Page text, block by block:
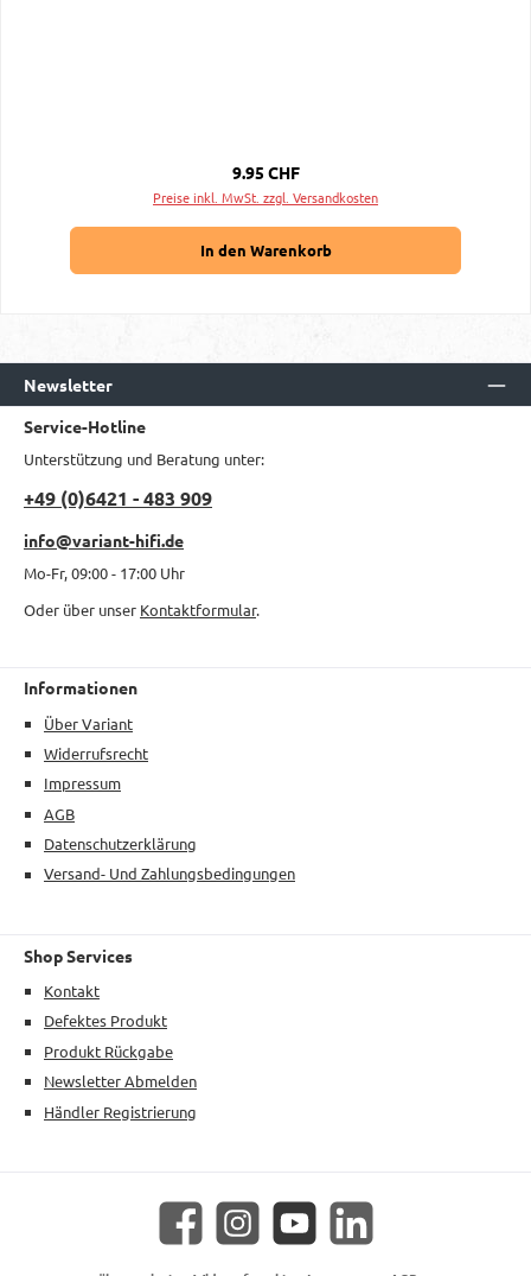
Regulärer Preis:
9.95 CHF
Preise inkl. MwSt. zzgl. Versandkosten
In den Warenkorb
Newsletter
Service-Hotline
Unterstützung und Beratung unter:
+49 (0)6421 - 483 909
info@variant-hifi.de
Mo-Fr, 09:00 - 17:00 Uhr
Oder über unser Kontaktformular.
Informationen
Über Variant
Widerrufsrecht
Impressum
AGB
Datenschutzerklärung
Versand- Und Zahlungsbedingungen
Shop Services
Kontakt
Defektes Produkt
Produkt Rückgabe
Newsletter Abmelden
Händler Registrierung
Facebook Instagram YouTube LinkedIn